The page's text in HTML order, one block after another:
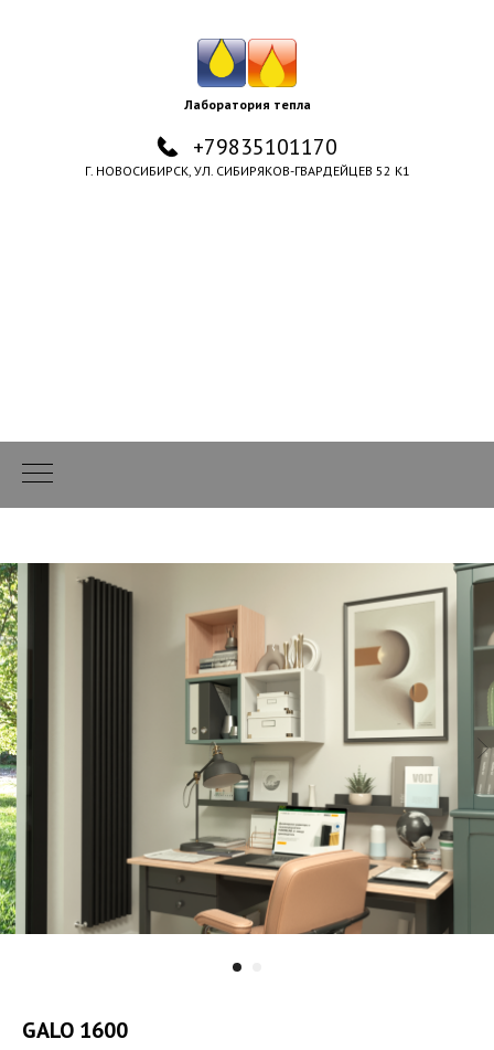
Лаборатория тепла
+79835101170
Г. НОВОСИБИРСК, УЛ. СИБИРЯКОВ-ГВАРДЕЙЦЕВ 52 К1
GALO 1600